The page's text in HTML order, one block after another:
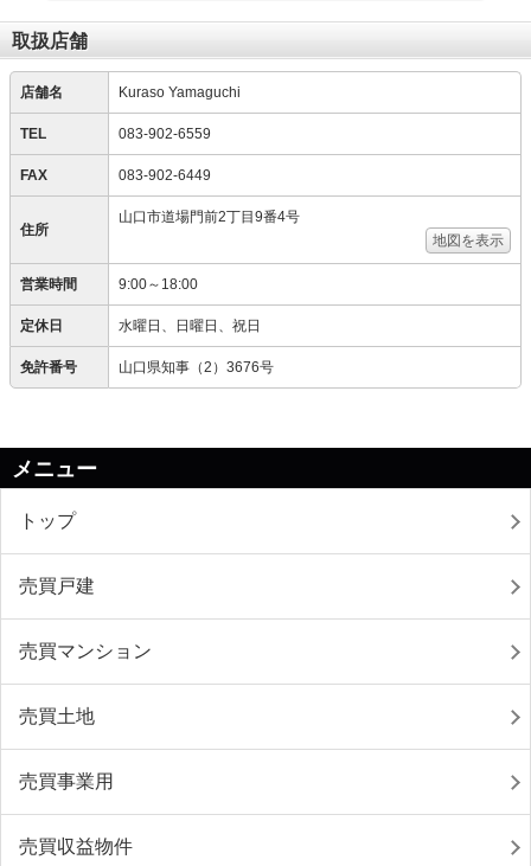
取扱店舗
店舗名 Kuraso Yamaguchi
TEL 083-902-6559
FAX 083-902-6449
住所
山口市道場門前2丁目9番4号
地図を表示
営業時間 9:00～18:00
定休日 水曜日、日曜日、祝日
免許番号 山口県知事（2）3676号
メニュー
トップ
売買戸建
売買マンション
売買土地
売買事業用
売買収益物件